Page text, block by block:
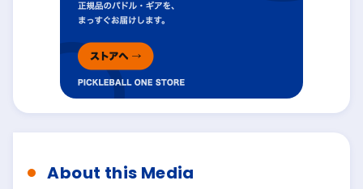
About this Media